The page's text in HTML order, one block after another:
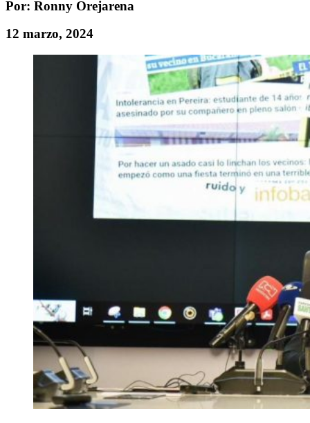
Por: Ronny Orejarena
12 marzo, 2024